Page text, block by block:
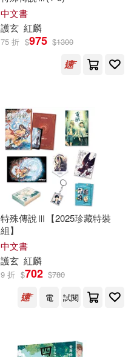
中文書
護玄 紅麟
75 折 $975 $1300
特殊傳說Ⅲ【2025珍藏特裝
組】
中文書
護玄 紅麟
9 折 $702 $780
電
試閱